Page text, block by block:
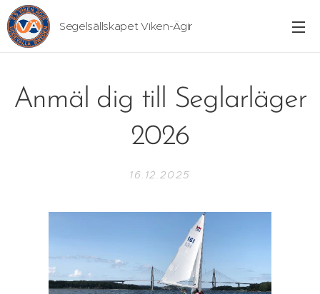
Segelsällskapet Viken-Ägir
Anmäl dig till Seglarläger
2026
16.12.2025